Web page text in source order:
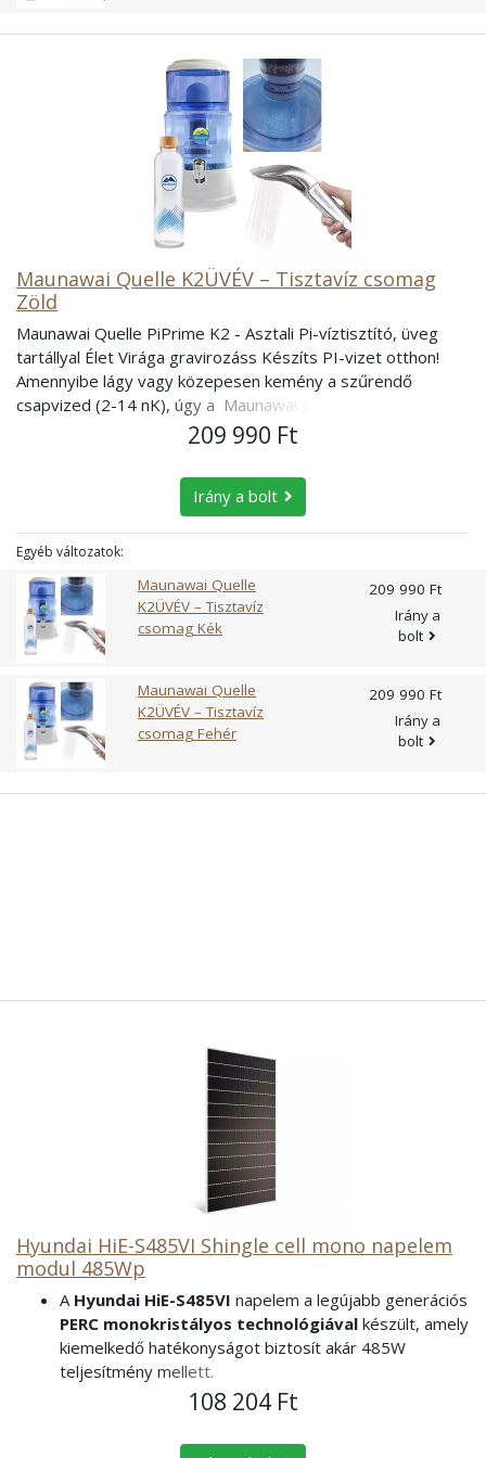
Maunawai Quelle K2ÜVÉV – Tisztavíz csomag
Zöld
Maunawai Quelle PiPrime K2 - Asztali Pi-víztisztító, üveg tartállyal Élet Virága gravirozáss Készíts PI-vizet otthon! Amennyibe lágy vagy közepesen kemény a szűrendő csapvized (2-14 nK), úgy a Maunawai Quelle (forrás) készülék PiPrime K2 szűrővel szerelt változata a számodra tökéletes megoldás. Tisztítsd meg, keltsd életre csapvized, legyen otthon egy saját forrásod…. A MUANAWAI PI- víz, az egészséged forrása lehet. Vegyszer nélkül Vízvezeték csatlakozás nélkül Áram nélkül 1996 óta tesztelt és tesztelve A Maunawai Piprime K2 készülék működése: A szűretlen csapvíz betöltésére szolgáló felső tartály kiváló minőségű SAN-műanyagból készült. Ez az anyag nem tartalmaz lágyítószert és biphenol-A (BPA)-mentes. Az élelmiszerekkel kontaktusba kerülő műanyagokra vonatkozó valamennyi szabályozásnak megfelel, ízét és illatát tekintve semleges. Előkészítő Fázis – Fizikai szennyezőanyagok eltávolítása Kerámia előszűrő egységen. A kerámia pórusainak mérete csupán 0,2μm, így még a baktériumok sem jutnak át rajta. Kiszűr mindenféle vízben áramló szennyezőanyagot ( homok, iszap,por, rozsda, iszapba adszorbeálódott szennyező egyéb anyagok) Szűrőfázis – kémiai szűrés, gyógyszer + hormon szűrés + PI aktiválás A MAUNAWAI® víztisztító-rendszer központi egysége a többszintű PIPRIME® K2 szűrőpatron. A PI® szűrőpatront a kutatók célzottan a MAUNAWAI® víztisztító-rendszerhez fejlesztették ki, minőségében első osztályú alapanyagok felhasználásával. Speciális High-Tech aktívszén réteg. Ez a szűrőegység mindenféle kémiai anyagot, nehézfémet, rovar és növény védőszer maradványt, Policiklusos aromás szén-hidrogéneket, a trihalogénmetánokat, gyógyszer és hormonmaradványt is eltávolítja. Ioncserélő réteg csökkenti a víz keménységét, és egyben kiszűri az esetleges nitrát szennyeződéseket Biokerámia golyócskák válogatott hegyi kristályokkal erősítik a víz antioxidáns hatását, azáltal, hogy megnövelik a víz elektronegativitását. A kerámiagolyók segítenek beállítani az enyhén lúgos pH értéket, finomítják a víz klaszter-szerkezetét* PI-kerámia mátrix, optimalizálja az ásványi anyagok szintjét, vízstruktúrát képez, lúgosítja a vizet. Képes a finom nemkívánatos rezgéseket és szabadgyököket megkötni EM-kerámia-kálcium kerámia réteg, elektromágneses energetizálási folyamat, a természetes egyensúlyt véglegesítése. Probiotikus, az életet támogató rezonanciamezőt hoz létre, mely nem jelent alkalmas környezetet patog én csírák és degeneratív kórok számára, mivel rezgésspektrumuk eltérő. San go-korallok A San go-korallok az ősóceán legprimitívebb mikroorganizmusai közé tartoznak. Olya n ionizált ásványokat és nyomelemeket biztosítanak a szervezet számára, amelyet az kiemelkedő hatékonysággal tud beépíteni. Ezáltal energiát biztosítanak, miközben enyhén lúgosítják a vizet. Zeolit ásványok bio-katalizátorként eltávolítják a csapvízben lévő (pl. arzén, ammónia, egyéb nehézfémek stb., és a földben lévő vegyszerek, növény védőszerek maradványainak mikromolekuláit. A kerámiagolyókkal összhangban optimalizálják az energia felvételét úgy, hogy eltávolítja az áramló vízből az erősen pozitív töltésű molekulákat a legapróbb részecskékkel együtt. Így tehát ultra finom molekulaszűrőként és katalizátorként is funkcionál. Hegyi kristályok gyógyító energiával töltik fel a vizet Zeolit ásvány és mágneses fázis Ebben a szakaszban a található ásványi kövek az ásványi anyagok olyan speciális összetételét biztosítják, melyek rendkívül fontosak az emberek számára. Ásványi nyomelemek, mikro-elemek adódnak a vízhez, és a MAUNAWAI® PI-víz enyhén lúgos állapotát eredményezik. A réteg különállóan a tartály alján helyezkedik el, attól függően, hogy mennyi követ helyezünk el, változik a szűrt víz íze, és az ásványi anyag visszaoldás mértéke is. Mágneses csap: finom mágneses mező a MAUNAWAI® víz elektromágneses mezejét állandósítja Az eredmény Az természetben lejátszódó folyamatokkal összhangban álló szűrési folyamat eredményeként a MAUNAWAI®-PI víz ízletes, lágy és a szervezet számára kiválóan hasznosítható „forrásvíz”. [video width=""1280"" height=""720"" mp4=""https://www.piviztisztitowebaruhaz.hu/wp-content/uploads/2021/12/montage_maunawai_piprime-k8.mp4""][/video] Költségek: Az első évben csupán 27,5 Ft/liter költséggel kell számolnunk, míg a további években ez a költség 7,1 Ft/literre csökken. A számításhoz egy 4 fős családot vettünk alapul, napi kb. 11 literes fogyasztással. A K2 készülék komplett szűrőcseréjének éves költsége kb. 29.000 Ft. *A vízben nem csak a hidrogén és az oxigén molekulák között van kémiai kötés, hanem a hidrogén atomok között gyenge un. hidrogénhíd-kötés jön létre. A hidrogén-hidak száma és erőssége határozott szerkezetet biztosít a víznek. A szerkezettel bíró víz minden lényeges tulajdonsága, elektromos állandója, infravörös elnyelése más, mint az ugyanolyan hőmérsékletű, sűrűségű, tisztaságú stb. vízé. A vízben elhelyezkedő, maximális, azaz négy hidrogén-híd kötést tartalmazó, azonos forgásirányú protonokkal rendelkező egységet klasztereknek nevezzük. A teljesen rendezett szerkezetű víz klaszterekből áll. Milyen szennyezőanyagokat szűr ki a Maunawai Quelle PiPrime K2 készülék: Lebegő szennyeződést pl.: homok, rozsda, iszap, azbeszt, stb. Nehézfémeket, ólmot, higany, arzén, ezüst, réz, vas, cink, mangán, urán stb. Gyógyszer és hormonmaradványok Szerves komponenseket Policiklusos aromás szénhidrogéneket A klórt és a bomlástermékeit (trihalogénmetánok) Mindenféle peszticidet, stb. A készülék ANTSZ engedéllyel rendelkezik Mivel a szűrőkben High-Tech tecnológia van ezért a szűrési kapacitás a használati idő alatt nagyon stabil marad. A készülék NEM szűri ki, a vízben lévő hasznos ásványi anyagokat és mikroelemeket, viszont harmonizálja és optimalizálja azok arányát, hogy a szervezetbe kerülve optimális legyen. A szűrőcserék esedékessége: Kerámiaszűrő: kb. 1 év (vízminőség függvényében) PiPrime K2 PI-szűrő: kb. 6-12 hónap (vízminőség függvényében) Zeolit ásványok: kb. 1 év A készülék tartalmazza az induló szűrőket (1 db. kerámiaszűrő + 1 db. Pi-szűrő + 1 csomag zeolit ásványkő) A Quelle K2 vízszűrő készülék használata és beüzemelése nagyon egyszerű, bárki könnyedén el tudja végezni. Maunawai Quelle készülék kapacitása: Betöltőtartály: 4,0 liter PI-víz tartály: 8,0 liter A High-Tech szűrőbetét a vizet lassabban ereszti át a tökéletes szűrés érdekében. ____________________________________________________________________________ Maunawai üvegpalack - 4 színben - kék, piros, fehér, zöld A Maunawai üvegpalack újrahasznosított üvegből készülnek, teljesen természetesek, ugyanakkor nagyon robusztusak is. A csavaros kupak biológiailag lebontható faszálakból készül, a műanyag alkatrészek újrahasznosítható és szennyezőanyag-mentes polipropilénből készülnek. Az élelmiszer-biztonságos szilikonból készült tömítő alátét biztosítja a szivárgásbiztonságot. Annak érdekében, hogy az ivópalack a lehető leghosszabb ideig használhassuk, úgy döntöttünk, hogy egy különlegesen erős üveget használunk. Az ivópalack törésállóságot kínál kisebb ütések esetén. Ennek ellenére természetesen az üveg törékeny marad, de ettől még nem szabad elfelejteni, hogy nagy magasságból leejtve össze tud törni! 0,7 literes Méretek: átmérő: 7,3 cm, magasság 26 cm _____________________________________________________________________________________ Öko zuhanyszűrőfej - klórszűrővel Zuhanyozás revitalizált vízzel. Ébredj egy friss és egészséges napra, hogy bőröd megújuljon, és fiatalodjon! Egy kellemes alvás után, a nap egy zuhanyzással kezdődik, amely felfrissíti és regenerál. Az Öko zuhanyfej ideális az érzékeny bőrnek. A szűrőbetétben található kerámián keresztül áramló víz eltávolítja a klórt és a vízben és vízben lévő esetleges baktériumokat és egyéb allergén anyagokat, mely a bőr viszketését, szárazságát, súlyos esetben kisebesedését okozhatják. víz mineralizációja és szennyező anyagoktól való megtisztítása segít a száraz bőrnek megújulni, és támogatja a sejtek regenerálódását. A titán zuhanylap lézerrel készített apró nyílásai a vízesésekhez hasonló lágy és kellemes vízpermetet biztosítanak Antibakteriális Eltávolítja a klórt és egyéb szennyező anyagokat Tiszta és lágy vizet ad Környezetbarát, víz takarít meg (kb. 30%) Minden szabványos gégecsőhöz illeszkedik, Nemzetközi szabvány: G1 / 2 * 14 Nagyon könnyen szerelhető Könnyen, egyszerűen, kis helyen magaddal tudod vinni nyaraláshoz, vagy ha elutaztok otthonról, így bárhol élvezheted előnyét Ideális gyerekeknek és allergiás betegeknek is Mikor ajánljuk az Öko -zuhanyszűrőfej használatát: korpás, sebes a fejbőr, töredezett, fénytelen a haj ha bőröd durva, száraz, nedvességtartalma nem megfelelő, szeretnéd megóvni kisgyermeked érzékeny bőrét a pelenkakiütéstől, sima és tiszta bőrt szeretnél akiknek fontos, hogy egyszerűen megoldható legyen a klórmentes fürdővíz mindenkinek, aki szeretné magát kényeztetni és egy igazán felfrissítő, wellness zuhanyban A zuhanyszűrőfej a Klór és származékai 90-95%-át eltávolítja. KDF-55 töltet. Fehér színű, ásványi kerámia golyók. Antibakteriális hatást fejtenek ki. Barna színű, turmalinos ásványi golyók A zuhanyzsűrő betétjének felépítése: KDF-55 töltet: A KDF egy szabadalmaztatott vízszűrési technológia. A KDF-55 nagy tisztaságú réz-cink ötvözet, amely szűrőhatását redox (redukció-oxidáció) folyamat következtében fejti ki, mely során a szennyeződéseket ártalmatlan anyagokká alakítja át. E kémiai folyamat felhasználásával a KDF egyrészt a klórszűrésében játszik fontos szerepet, másrészt meggátolja a baktériumok, algák és gombák elszaporodását a szűrőben, ezáltal támogatva a szűrő hatékonyságát. A KDF töltet ezen felül eltávolítja a növényvédő szereket és csökkenti a hidrogén szulfidot, a nehézfém koncentrációt (ólom, arzén, higany, kadmium), a vasat és magnéziumot, a krómot. Lágyítja a vizet. Chlorgon töltet: a Chlorgon átalakítja a szabad klórt és egyes klórvegyületeket ártalmatlan klo
209 990 Ft
Irány a bolt
Egyéb változatok:
Maunawai Quelle
K2ÜVÉV – Tisztavíz
csomag Kék
209 990 Ft
Irány a
bolt
Maunawai Quelle
K2ÜVÉV – Tisztavíz
csomag Fehér
209 990 Ft
Irány a
bolt
Hyundai HiE-S485VI Shingle cell mono napelem
modul 485Wp
A Hyundai HiE-S485VI napelem a legújabb generációs
PERC monokristályos technológiával készült, amely
kiemelkedő hatékonyságot biztosít akár 485W
teljesítmény mellett.
20,7%-os modulhatékonyság
cellás kialakításjobb árnyéktűrést nyújt, csökkentve
108 204 Ft